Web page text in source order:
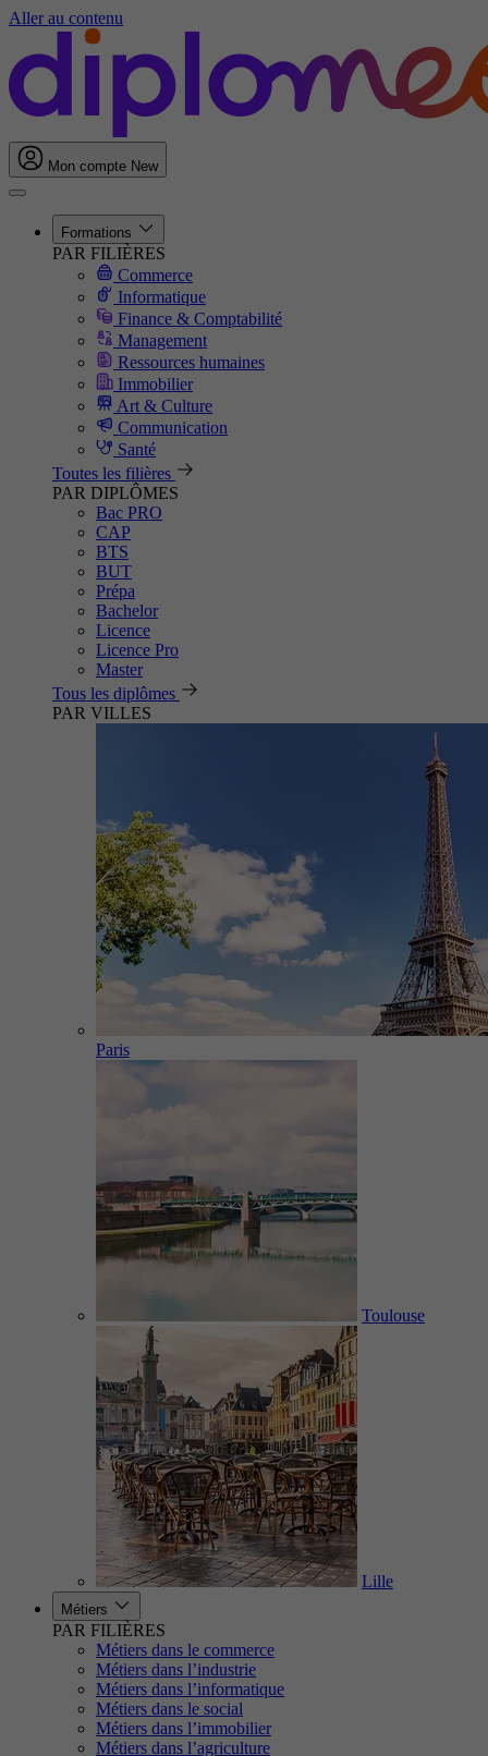
Aller au contenu
Mon compte New
Formations
PAR FILIÈRES
Commerce
Informatique
Finance & Comptabilité
Management
Ressources humaines
Immobilier
Art & Culture
Communication
Santé
Toutes les filières
PAR DIPLÔMES
Bac PRO
CAP
BTS
BUT
Prépa
Bachelor
Licence
Licence Pro
Master
Tous les diplômes
PAR VILLES
Paris
Toulouse
Lille
Métiers
PAR FILIÈRES
Métiers dans le commerce
Métiers dans l’industrie
Métiers dans l’informatique
Métiers dans le social
Métiers dans l’immobilier
Métiers dans l’agriculture